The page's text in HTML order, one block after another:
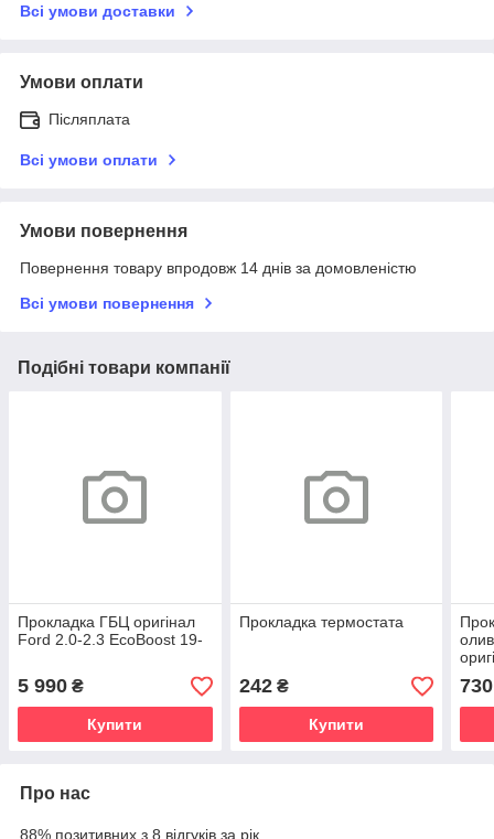
Всі умови доставки
Умови оплати
Післяплата
Всі умови оплати
Умови повернення
Повернення товару впродовж 14 днів за домовленістю
Всі умови повернення
Подібні товари компанії
Прокладка ГБЦ оригінал
Ford 2.0-2.3 EcoBoost 19-
5 990 ₴
Купити
Прокладка термостата
242₴
Купити
1.8/
730
Про нас
88% позитивних з 8 відгуків за рік